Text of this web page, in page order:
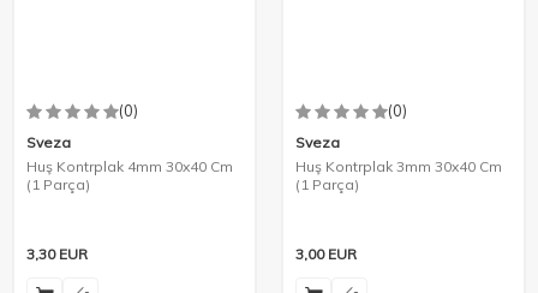
(0)
Sveza
Huş Kontrplak 4mm 30x40 Cm
(1 Parça)
3,30EUR
(0)
Sveza
Huş Kontrplak 3mm 30x40 Cm
(1 Parça)
3,00EUR